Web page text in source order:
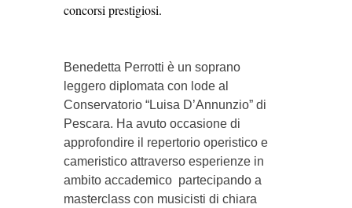
concorsi prestigiosi.
Benedetta Perrotti è un soprano
leggero diplomata con lode al
Conservatorio “Luisa D’Annunzio” di
Pescara. Ha avuto occasione di
approfondire il repertorio operistico e
cameristico attraverso esperienze in
ambito accademico partecipando a
masterclass con musicisti di chiara